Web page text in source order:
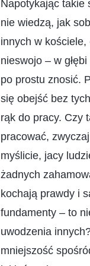
Napotykając takie
nie wiedzą, jak
innych w
nieswojo – w
po prostu znosić.
się obejść bez
rąk do pracy. Czy
pracować,
myślicie, jacy
żadnych
kochają prawdy i
fundamenty – to
uwodzenia
mniejszość